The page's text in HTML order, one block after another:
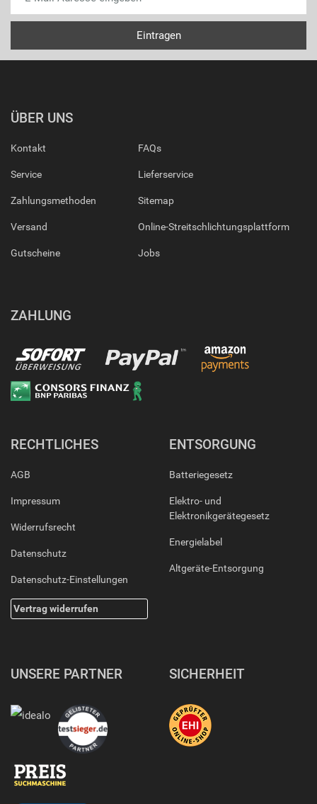
ÜBER UNS
Kontakt
Service
Zahlungsmethoden
Versand
Gutscheine
FAQs
Lieferservice
Sitemap
Online-Streitschlichtungsplattform
Jobs
ZAHLUNG
RECHTLICHES
AGB
Impressum
Widerrufsrecht
Datenschutz
Datenschutz-Einstellungen
Vertrag widerrufen
ENTSORGUNG
Batteriegesetz
Elektro- und
Elektronikgerätegesetz
Energielabel
Altgeräte-Entsorgung
UNSERE PARTNER SICHERHEIT